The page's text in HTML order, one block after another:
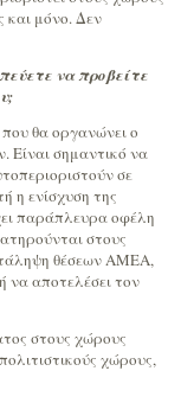
και μόνο. Δεν
να προβείτε
θα οργανώνει ο
Είναι σημαντικό να
σε
η ενίσχυση της
παράπλευρα οφέλη
στους
θέσεων ΑΜΕΑ,
να αποτελέσει τον
στους χώρους
χώρους,